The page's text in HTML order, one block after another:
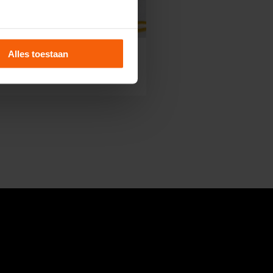
Alles toestaan
zalmfilet